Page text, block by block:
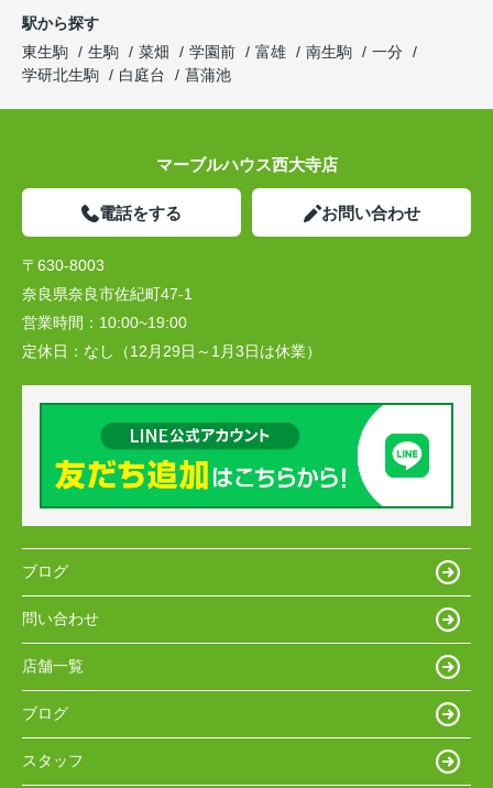
駅から探す
東生駒
生駒 菜畑 学園前 富雄 南生駒
一分
学研北生駒
白庭台 菖蒲池
マーブルハウス西大寺店
電話をする お問い合わせ
〒630-8003
奈良県奈良市佐紀町47-1
営業時間： 10:00~19:00
定休日： なし（12月29日～1月3日は休業）
ブログ
問い合わせ
店舗一覧
ブログ
スタッフ